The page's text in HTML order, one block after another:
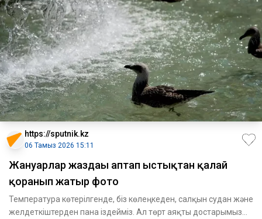
https://sputnik.kz
06 Тамыз 2026 15:11
Жануарлар жаздағы аптап ыстықтан қалай
қорғанып жатыр фото
Температура көтерілгенде, біз көлеңкеден, салқын судан және
желдеткіштерден пана іздейміз. Ал төрт аяқты достарымыз